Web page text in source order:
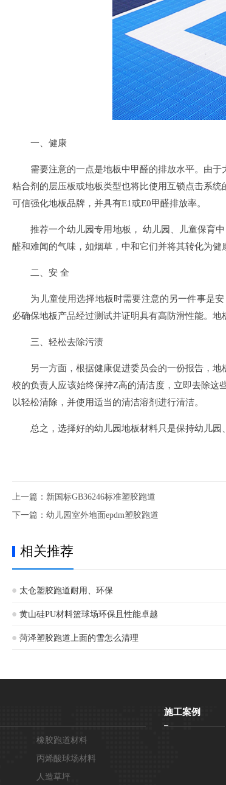
一、健康
需要注意的一点是地板中甲醛的排放水平。由于
粘合剂的层压板或地板类型也将比使用互锁点击系
可信强化地板品牌，并具有E1或E0甲醛排放率。
推荐一个幼儿园专用地板， 幼儿园、儿童保育中
醛和难闻的气味，如烟草，中和它们并将其转化为
二、安 全
为儿童使用选择地板时需要注意的另一件事是安
必确保地板产品经过测试并证明具有高防滑性能。地
三、轻松去除污渍
另一方面，根据健康促进委员会的一份报告，地
校的负责人应该始终保持Z高的清洁度，立即去除
以轻松清除，并使用适当的清洁溶剂进行清洁。
总之，选择好的幼儿园地板材料只是保持幼儿园
上一篇： 新国标GB36246标准塑胶跑道
下一篇： 幼儿园室外地面epdm塑胶跑道
相关推荐
太仓塑胶跑道耐用、环保
黄山硅PU材料篮球场环保且性能卓越
菏泽塑胶跑道上面的雪怎么清理
橡胶跑道材料
丙烯酸球场材料
人造草坪
施工案例